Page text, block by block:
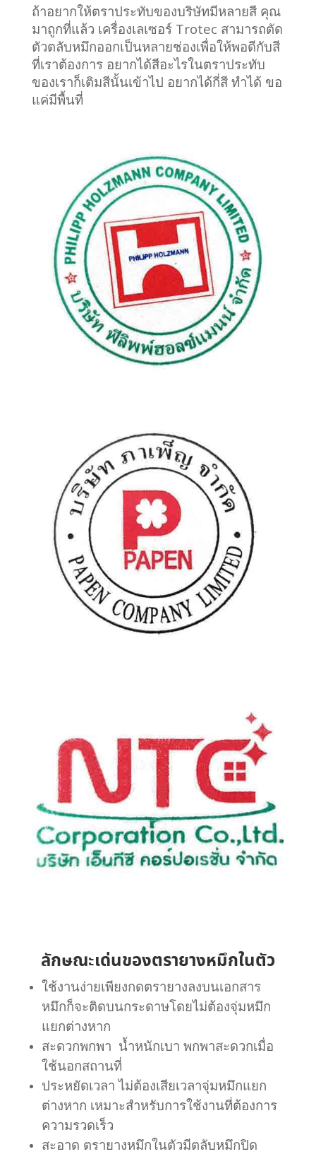
ถ้าอยากให้ตราประทับของบริษัทมีหลายสี คุณ
มาถูกที่แล้ว เครื่องเลเซอร์ Trotec สามารถตัด
ตัวตลับหมึกออกเป็นหลายช่องเพื่อให้พอดีกับสี
ที่เราต้องการ อยากได้สีอะไรในตราประทับ
ของเราก็เติมสีนั้นเข้าไป อยากได้กี่สี ทำได้ ขอ
แค่มีพื้นที่
ลักษณะเด่นของตรายางหมึกในตัว
ใช้งานง่ายเพียงกดตรายางลงบนเอกสาร
หมึกก็จะติดบนกระดาษโดยไม่ต้องจุ่มหมึก
แยกต่างหาก
สะดวกพกพา น้ำหนักเบา พกพาสะดวกเมื่อ
ใช้นอกสถานที่
ประหยัดเวลา ไม่ต้องเสียเวลาจุ่มหมึกแยก
ต่างหาก เหมาะสำหรับการใช้งานที่ต้องการ
ความรวดเร็ว
สะอาด ตรายางหมึกในตัวมีตลับหมึกปิด